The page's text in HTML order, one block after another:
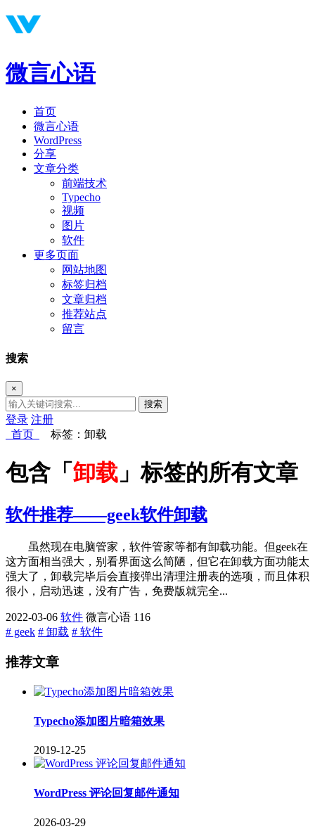
微言心语
首页
微言心语
WordPress
分享
文章分类
前端技术
Typecho
视频
图片
软件
更多页面
网站地图
标签归档
文章归档
推荐站点
留言
搜索
×
搜索
登录 注册
首页
标签：卸载
包含「 卸载 」标签的所有文章
软件推荐——geek软件卸载
虽然现在电脑管家，软件管家等都有卸载功能。但geek在
这方面相当强大，别看界面这么简陋，但它在卸载方面功能太
强大了，卸载完毕后会直接弹出清理注册表的选项，而且体积
很小，启动迅速，没有广告，免费版就完全...
2022-03-06 软件 微言心语 116
# geek # 卸载 # 软件
推荐文章
Typecho添加图片暗箱效果
2019-12-25
WordPress 评论回复邮件通知
2026-03-29